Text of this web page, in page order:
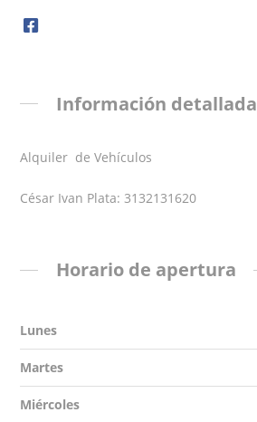
Información detallada
Alquiler de Vehículos
César Ivan Plata: 3132131620
Horario de apertura
Lunes
Martes
Miércoles